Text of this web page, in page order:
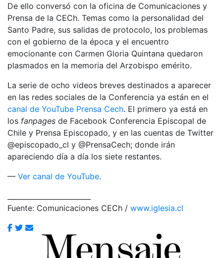
De ello conversó con la oficina de Comunicaciones y
Prensa de la CECh. Temas como la personalidad del
Santo Padre, sus salidas de protocolo, los problemas
con el gobierno de la época y el encuentro
emocionante con Carmen Gloria Quintana quedaron
plasmados en la memoria del Arzobispo emérito.
La serie de ocho videos breves destinados a aparecer
en las redes sociales de la Conferencia ya están en el
canal de YouTube Prensa Cech. El primero ya está en
los fanpages de Facebook Conferencia Episcopal de
Chile y Prensa Episcopado, y en las cuentas de Twitter
@episcopado_cl y @PrensaCech; donde irán
apareciendo día a día los siete restantes.
— Ver canal de YouTube.
Fuente: Comunicaciones CECh / www.iglesia.cl